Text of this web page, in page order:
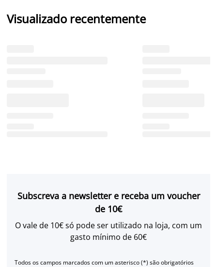
Visualizado recentemente
Subscreva a newsletter e receba um voucher
de 10€
O vale de 10€ só pode ser utilizado na loja, com um
gasto mínimo de 60€
Todos os campos marcados com um asterisco (*) são obrigatórios